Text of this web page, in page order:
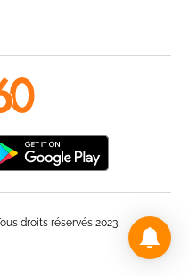
droits réservés 2023